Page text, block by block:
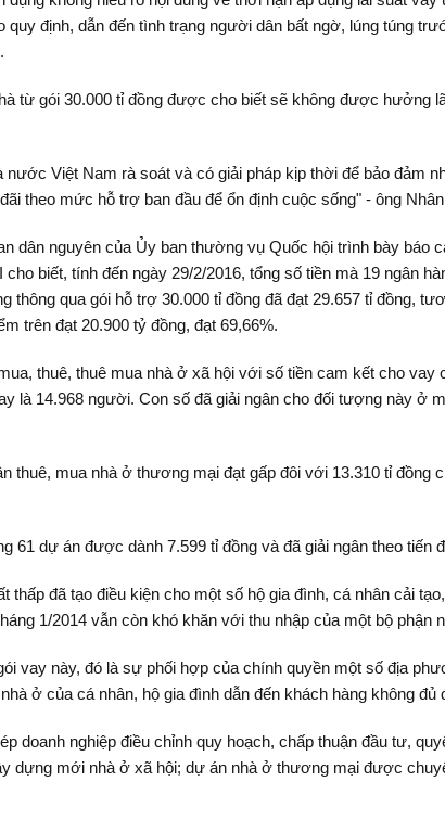
định, dẫn đến tình trạng người dân bất ngờ, lúng túng
từ gói 30.000 tỉ đồng được cho biết sẽ không được hưởng
Việt Nam rà soát và có giải pháp kịp thời để bảo đảm
theo mức hỗ trợ ban đầu để ổn định cuộc sống" - ông
dân nguyên của Ủy ban thường vụ Quốc hội trình bày báo
biết, tính đến ngày 29/2/2016, tổng số tiền mà 19 ngân
qua gói hỗ trợ 30.000 tỉ đồng đã đạt 29.657 tỉ đồng,
trên đạt 20.900 tỷ đồng, đạt 69,66%.
thuê, thuê mua nhà ở xã hội với số tiền cam kết cho
là 14.968 người. Con số đã giải ngân cho đối tượng này ở
thuê, mua nhà ở thương mại đạt gấp đôi với 13.310 tỉ đồng
61 dự án được dành 7.599 tỉ đồng và đã giải ngân theo tiến
đã tạo điều kiện cho một số hộ gia đình, cá nhân cải
1/2014 vẫn còn khó khăn với thu nhập của một bộ phận
vay này, đó là sự phối hợp của chính quyền một số địa
ở của cá nhân, hộ gia đình dẫn đến khách hàng không
doanh nghiệp điều chỉnh quy hoạch, chấp thuận đầu tư,
mới nhà ở xã hội; dự án nhà ở thương mại được